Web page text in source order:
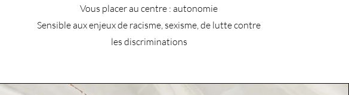
Vous placer au centre : autonomie
Sensible aux enjeux de racisme, sexisme, de lutte contre
les discriminations